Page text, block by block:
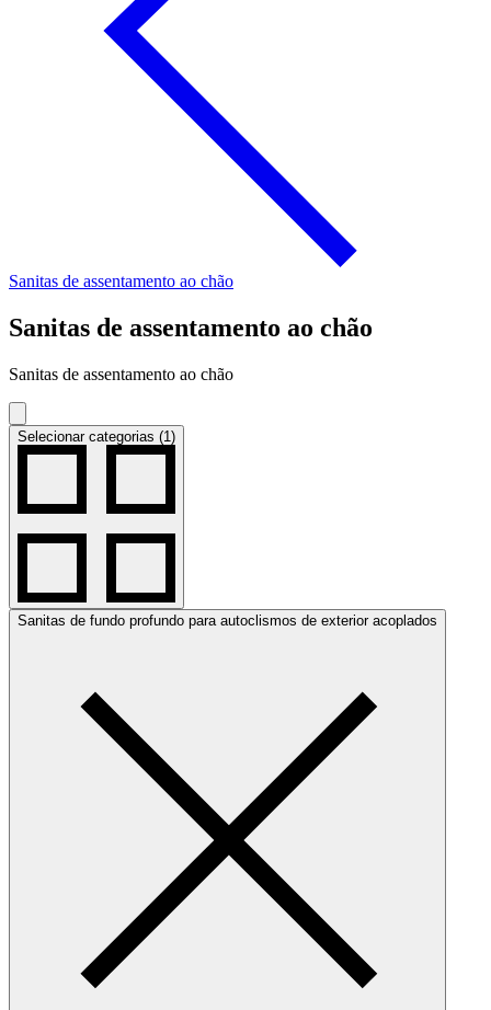
Sanitas de assentamento ao chão
Sanitas de assentamento ao chão
Sanitas de assentamento ao chão
Selecionar categorias (1)
Sanitas de fundo profundo para autoclismos de exterior acoplados